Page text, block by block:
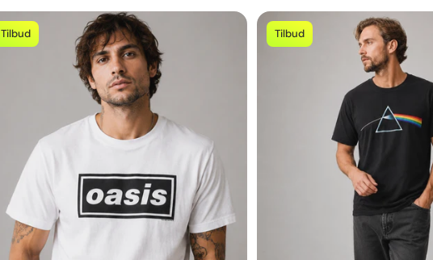
Tilbud Tilbud